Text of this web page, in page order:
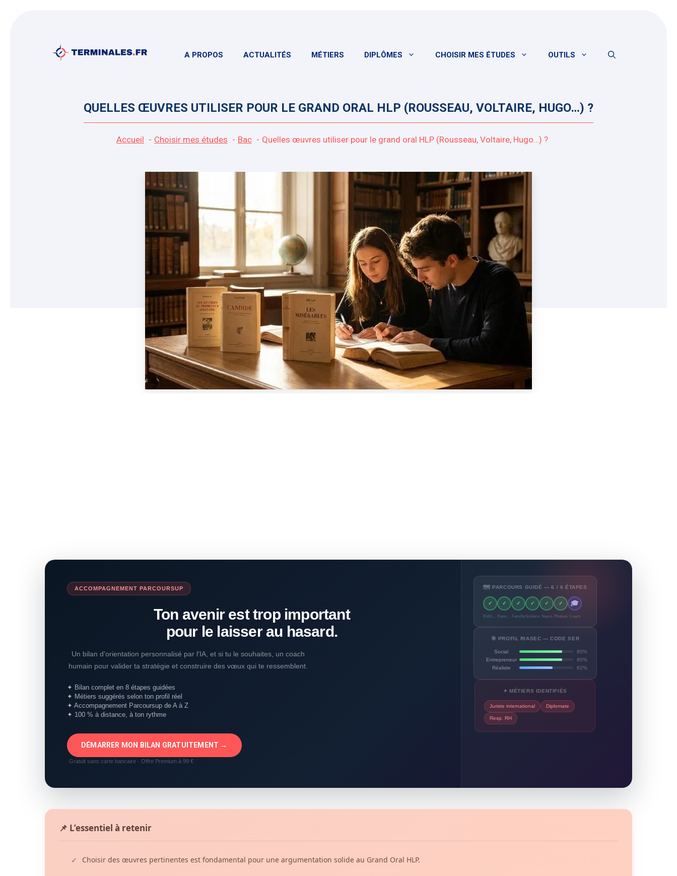
A PROPOS ACTUALITÉS MÉTIERS DIPLÔMES CHOISIR MES ÉTUDES OUTILS
QUELLES ŒUVRES UTILISER POUR LE GRAND ORAL HLP (ROUSSEAU, VOLTAIRE, HUGO…) ?
Accueil Choisir mes études Bac Quelles œuvres utiliser pour le grand oral HLP (Rousseau, Voltaire, Hugo…) ?
ACCOMPAGNEMENT PARCOURSUP
Ton avenir est trop important
pour le laisser au hasard.
Un bilan d'orientation personnalisé par l'IA, et si tu le souhaites, un coach
humain pour valider ta stratégie et construire des vœux qui te ressemblent.
✦ Bilan complet en 8 étapes guidées
✦ Métiers suggérés selon ton profil réel
✦ Accompagnement Parcoursup de A à Z
✦ 100 % à distance, à ton rythme
DÉMARRER MON BILAN GRATUITEMENT →
Gratuit sans carte bancaire · Offre Premium à 99 €
🗺️ PARCOURS GUIDÉ — 6 / 6 ÉTAPES
✓ ✓ ✓ ✓ ✓ ✓ 🎓
Famille Scolaire Neuro Phobies Coach
🎯 PROFIL RIASEC — CODE SER
Social
80%
Entrepreneur
80%
Réaliste
62%
✦ MÉTIERS IDENTIFIÉS
Juriste international Diplomate
Resp. RH
📌 L’essentiel à retenir
✓ Choisir des œuvres pertinentes est fondamental pour une argumentation solide au Grand Oral HLP.